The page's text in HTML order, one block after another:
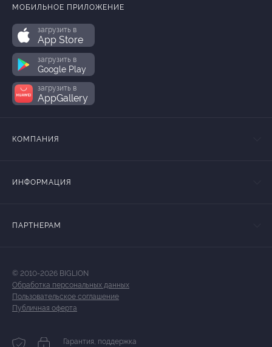
МОБИЛЬНОЕ ПРИЛОЖЕНИЕ
загрузить в
App Store
загрузить в
Google Play
загрузить в
AppGallery
КОМПАНИЯ
ИНФОРМАЦИЯ
ПАРТНЕРАМ
© 2010-2026 BIGLION
Обработка персональных данных
Пользовательское соглашение
Публичная оферта
Гарантия, поддержка